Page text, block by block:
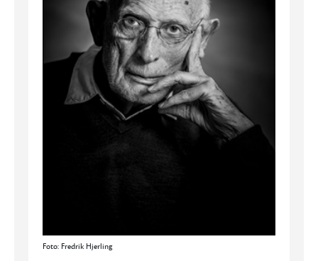
Foto: Fredrik Hjerling